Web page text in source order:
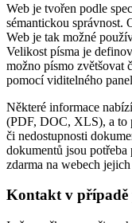
Web je tvořen podle
sémantickou správnost.
Web je tak možné
Velikost písma je
možno písmo zvětšovat
pomocí viditelného
Některé informace
(PDF, DOC, XLS), a to
či nedostupnosti
dokumentů jsou potřeba
zdarma na webech
Kontakt v případě